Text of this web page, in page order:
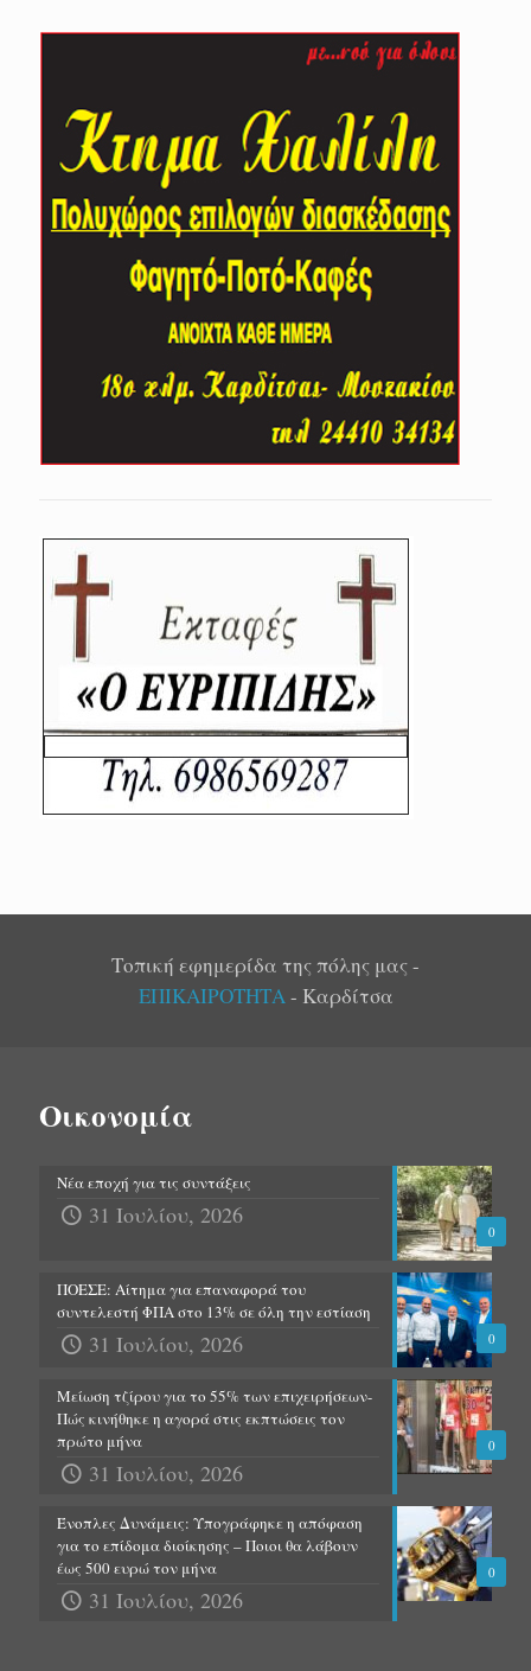
Τοπική εφημερίδα της πόλης μας -
ΕΠΙΚΑΙΡΟΤΗΤΑ- Καρδίτσα
Οικονομία
0
Νέα εποχή για τις συντάξεις
31 Ιουλίου, 2026
0
ΠΟΕΣΕ: Αίτημα για επαναφορά του
συντελεστή ΦΠΑ στο 13% σε όλη την εστίαση
31 Ιουλίου, 2026
0
Μείωση τζίρου για το 55% των επιχειρήσεων-
Πώς κινήθηκε η αγορά στις εκπτώσεις τον
πρώτο μήνα
31 Ιουλίου, 2026
0
Ένοπλες Δυνάμεις: Υπογράφηκε η απόφαση
για το επίδομα διοίκησης – Ποιοι θα λάβουν
έως 500 ευρώ τον μήνα
31 Ιουλίου, 2026